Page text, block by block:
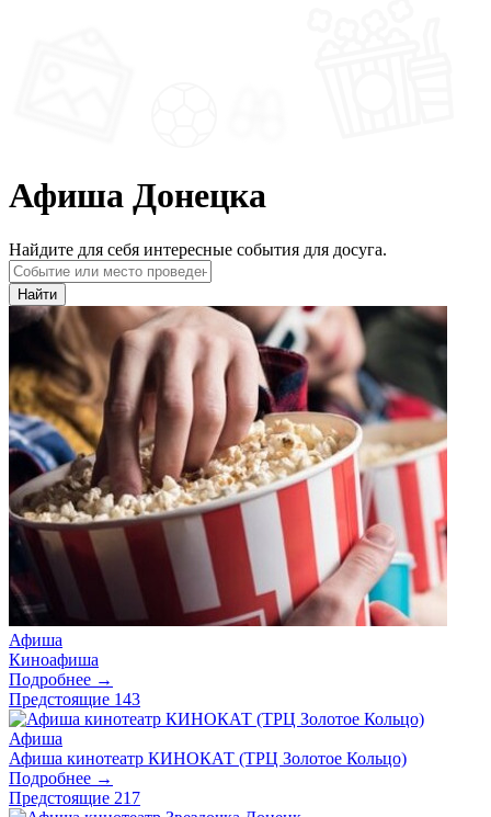
Афиша Донецка
Найдите для себя интересные события для досуга.
Найти
Афиша
Киноафиша
Подробнее →
Предстоящие 143
Афиша
Афиша кинотеатр КИНОКАТ (ТРЦ Золотое Кольцо)
Подробнее →
Предстоящие 217